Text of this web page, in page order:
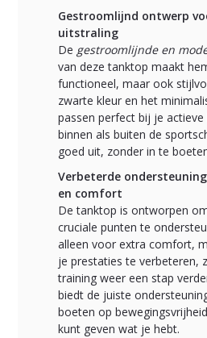
Gestroomlijnd ontwerp
uitstraling
De gestroomlijnde en
van deze tanktop maakt
functioneel, maar ook
zwarte kleur en het
passen perfect bij je
binnen als buiten de
goed uit, zonder in te
Verbeterde
en comfort
De tanktop is ontworpen
cruciale punten te
alleen voor extra comfort,
je prestaties te verbeteren,
training weer een stap
biedt de juiste
boeten op
kunt geven wat je hebt.